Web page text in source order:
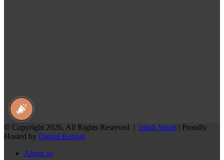
© Copyright 2026, All Rights Reserved | nitish Singh | Proudly
Hosted by Digital Bairagi
About us